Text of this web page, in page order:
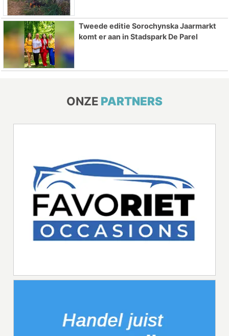
Tweede editie Sorochynska Jaarmarkt
komt er aan in Stadspark De Parel
ONZE PARTNERS